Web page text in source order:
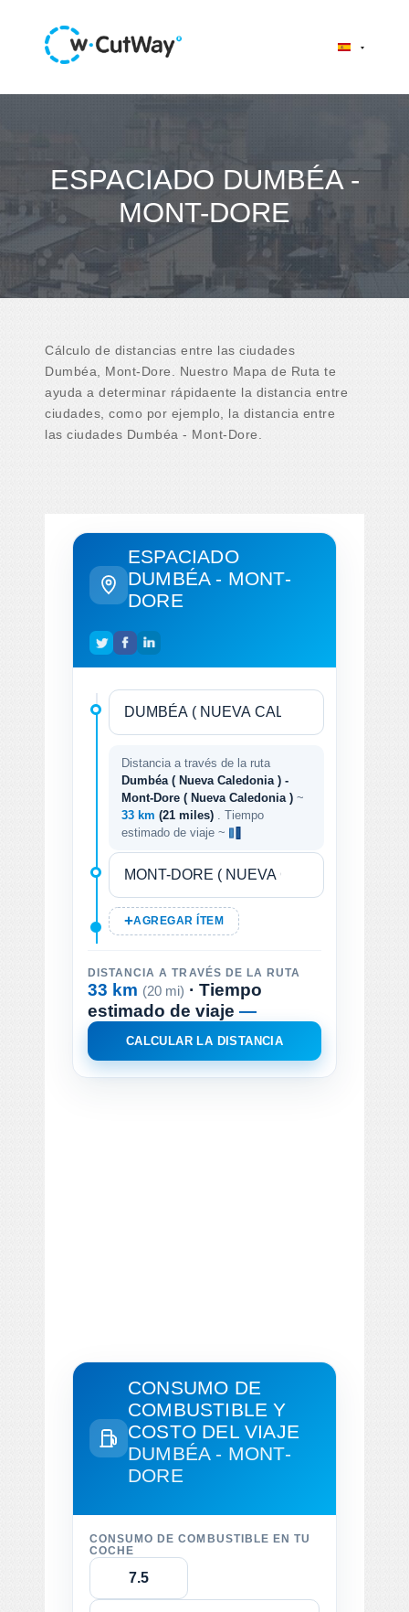
ESPACIADO DUMBÉA -
MONT-DORE
Cálculo de distancias entre las ciudades
Dumbéa, Mont-Dore. Nuestro Mapa de Ruta te
ayuda a determinar rápidaente la distancia entre
ciudades, como por ejemplo, la distancia entre
las ciudades Dumbéa - Mont-Dore.
ESPACIADO
DUMBÉA - MONT-
DORE
Distancia a través de la ruta
Dumbéa ( Nueva Caledonia ) -
Mont-Dore ( Nueva Caledonia ) ~
33 km (21 miles)
. Tiempo
estimado de viaje ~
AGREGAR ÍTEM
DISTANCIA A TRAVÉS DE LA RUTA
33 km (20 mi) · Tiempo
estimado de viaje —
CALCULAR LA DISTANCIA
CONSUMO DE
COMBUSTIBLE Y
COSTO DEL VIAJE
DUMBÉA - MONT-
DORE
CONSUMO DE COMBUSTIBLE EN TU
COCHE